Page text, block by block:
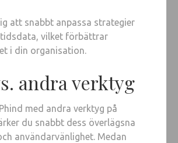
att snabbt anpassa strategier
vilket förbättrar
i din organisation.
andra verktyg
med andra verktyg på
du snabbt dess överlägsna
användarvänlighet. Medan